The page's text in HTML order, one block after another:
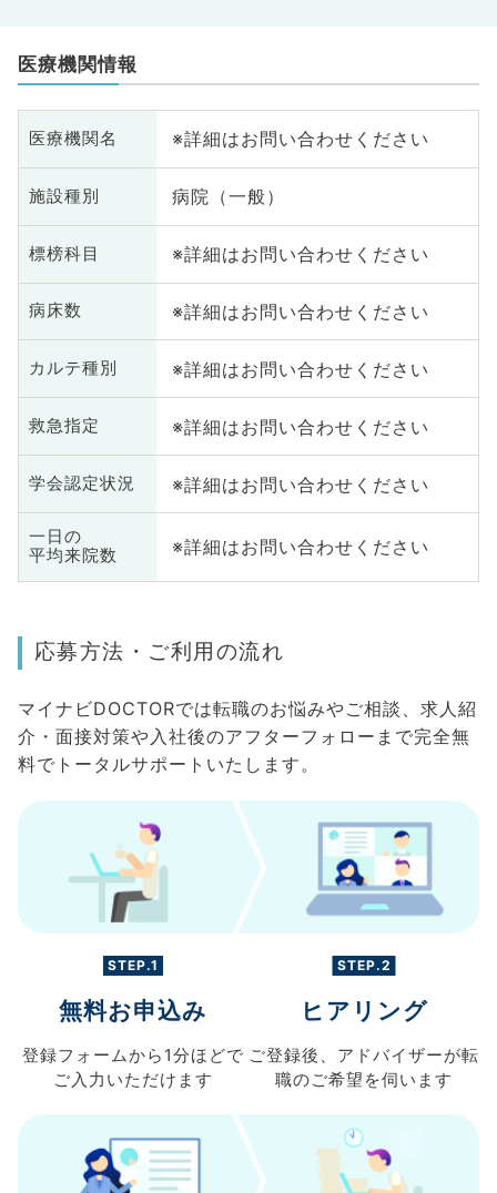
医療機関情報
医療機関名 ※詳細はお問い合わせください
施設種別 病院（一般）
標榜科目 ※詳細はお問い合わせください
病床数 ※詳細はお問い合わせください
カルテ種別 ※詳細はお問い合わせください
救急指定 ※詳細はお問い合わせください
学会認定状況 ※詳細はお問い合わせください
一日の
平均来院数
※詳細はお問い合わせください
応募方法・ご利用の流れ
マイナビDOCTORでは転職のお悩みやご相談、求人紹
介・面接対策や入社後のアフターフォローまで完全無
料でトータルサポートいたします。
STEP.1
無料お申込み
登録フォームから 1分ほどで
ご入力 いただけます
STEP.2
ヒアリング
ご登録後、 アドバイザーが転
職のご希望を伺います